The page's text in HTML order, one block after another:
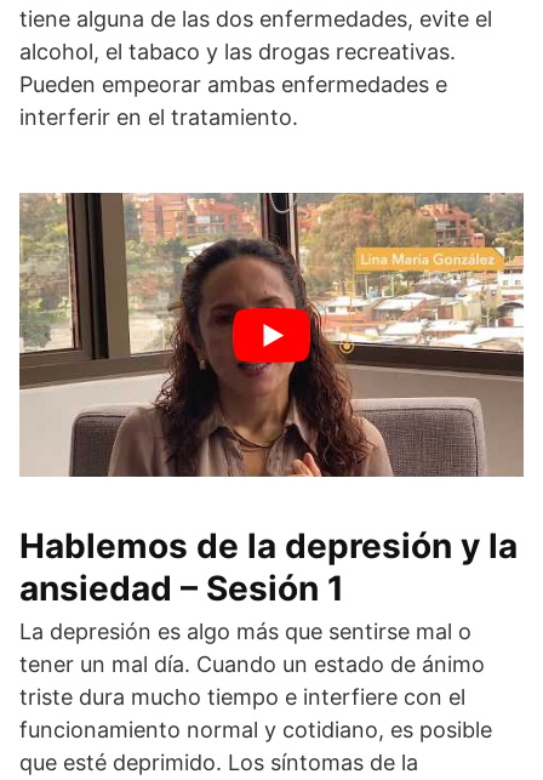
tiene alguna de las dos enfermedades, evite el
alcohol, el tabaco y las drogas recreativas.
Pueden empeorar ambas enfermedades e
interferir en el tratamiento.
Hablemos de la depresión y la
ansiedad – Sesión 1
La depresión es algo más que sentirse mal o
tener un mal día. Cuando un estado de ánimo
triste dura mucho tiempo e interfiere con el
funcionamiento normal y cotidiano, es posible
que esté deprimido. Los síntomas de la